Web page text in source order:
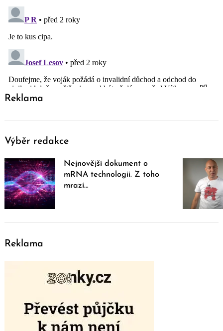
Reklama
Výběr redakce
Nejnovější dokument o
mRNA technologii. Z toho
mrazí…
Reklama